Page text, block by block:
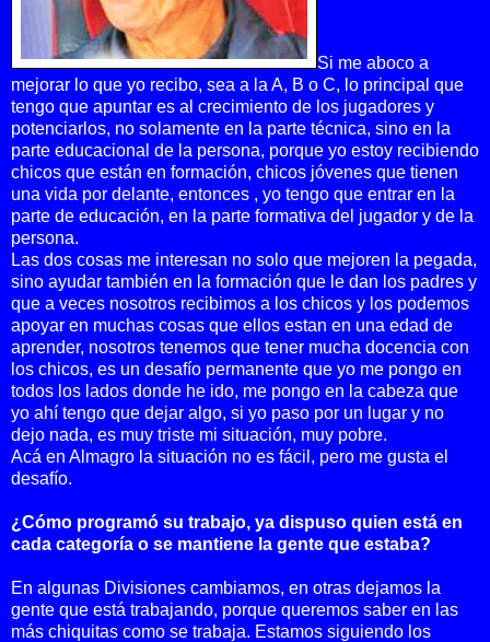
Si me aboco a
mejorar lo que yo recibo, sea a la A, B o C, lo principal que
tengo que apuntar es al crecimiento de los jugadores y
potenciarlos, no solamente en la parte técnica, sino en la
parte educacional de la persona, porque yo estoy recibiendo
chicos que están en formación, chicos jóvenes que tienen
una vida por delante, entonces , yo tengo que entrar en la
parte de educación, en la parte formativa del jugador y de la
persona.
Las dos cosas me interesan no solo que mejoren la pegada,
sino ayudar también en la formación que le dan los padres y
que a veces nosotros recibimos a los chicos y los podemos
apoyar en muchas cosas que ellos estan en una edad de
aprender, nosotros tenemos que tener mucha docencia con
los chicos, es un desafío permanente que yo me pongo en
todos los lados donde he ido, me pongo en la cabeza que
yo ahí tengo que dejar algo, si yo paso por un lugar y no
dejo nada, es muy triste mi situación, muy pobre.
Acá en Almagro la situación no es fácil, pero me gusta el
desafío.
¿Cómo programó su trabajo, ya dispuso quien está en
cada categoría o se mantiene la gente que estaba?
En algunas Divisiones cambiamos, en otras dejamos la
gente que está trabajando, porque queremos saber en las
más chiquitas como se trabaja. Estamos siguiendo los